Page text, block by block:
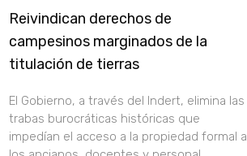
Reivindican derechos de
campesinos marginados de la
titulación de tierras
El Gobierno, a través del Indert, elimina las
trabas burocráticas históricas que
impedían el acceso a la propiedad formal a